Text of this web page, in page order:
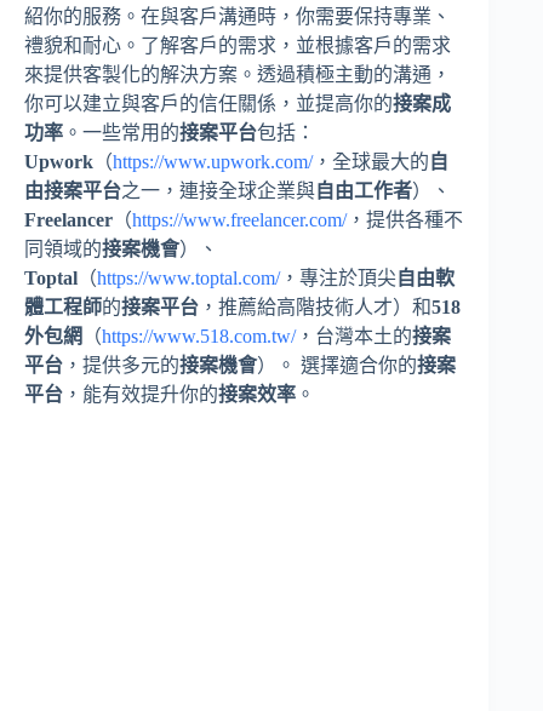
紹你的服務。在與客戶溝通時，你需要保持專業、
禮貌和耐心。了解客戶的需求，並根據客戶的需求
來提供客製化的解決方案。透過積極主動的溝通，
你可以建立與客戶的信任關係，並提高你的接案成
功率 。一些常用的接案平台包括：
Upwork （https://www.upwork.com/，全球最大的 自
由接案平台之一，連接全球企業與自由工作者）、
Freelancer （https://www.freelancer.com/，提供各種不
同領域的接案機會）、
Toptal （https://www.toptal.com/，專注於頂尖自由軟
體工程師的接案平台 ，推薦給高階技術人才）和518
外包網
（https://www.518.com.tw/，台灣本土的接案
平台 ，提供多元的接案機會）。 選擇適合你的接案
平台 ，能有效提升你的接案效率 。